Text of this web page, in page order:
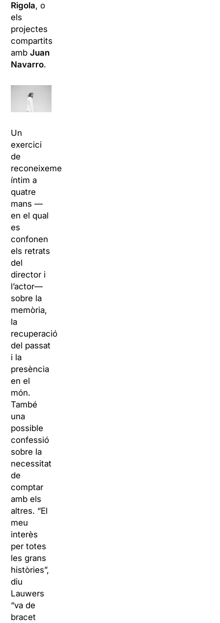
Rigola, o
els
projectes
compartits
ambJuan
Navarro.
Un
exercici
de
reconeixement
íntim a
quatre
mans —
en el qual
es
confonen
els retrats
del
director i
l’actor—
sobre la
memòria,
la
recuperació
del passat
i la
presència
en el
món.
També
una
possible
confessió
sobre la
necessitat
de
comptar
amb els
altres. “El
meu
interès
per totes
les grans
històries”,
diu
Lauwers
“va de
bracet